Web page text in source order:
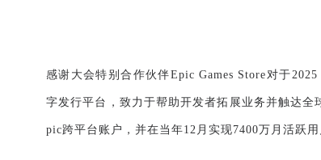
感谢大会特别合作伙伴Epic Games Store 对于
字发行平台，致力于帮助开发者拓展业务并触达全
pic跨平台账户，并在当年12 月实现7400万月活跃用